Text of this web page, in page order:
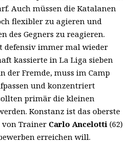
Auch müssen die Katalanen
flexibler zu agieren und
des Gegners zu reagieren.
defensiv immer mal wieder
kassierte in La Liga sieben
der Fremde, muss im Camp
und konzentriert
primär die kleinen
Konstanz ist das oberste
von Trainer Carlo Ancelotti (62)
erreichen will.